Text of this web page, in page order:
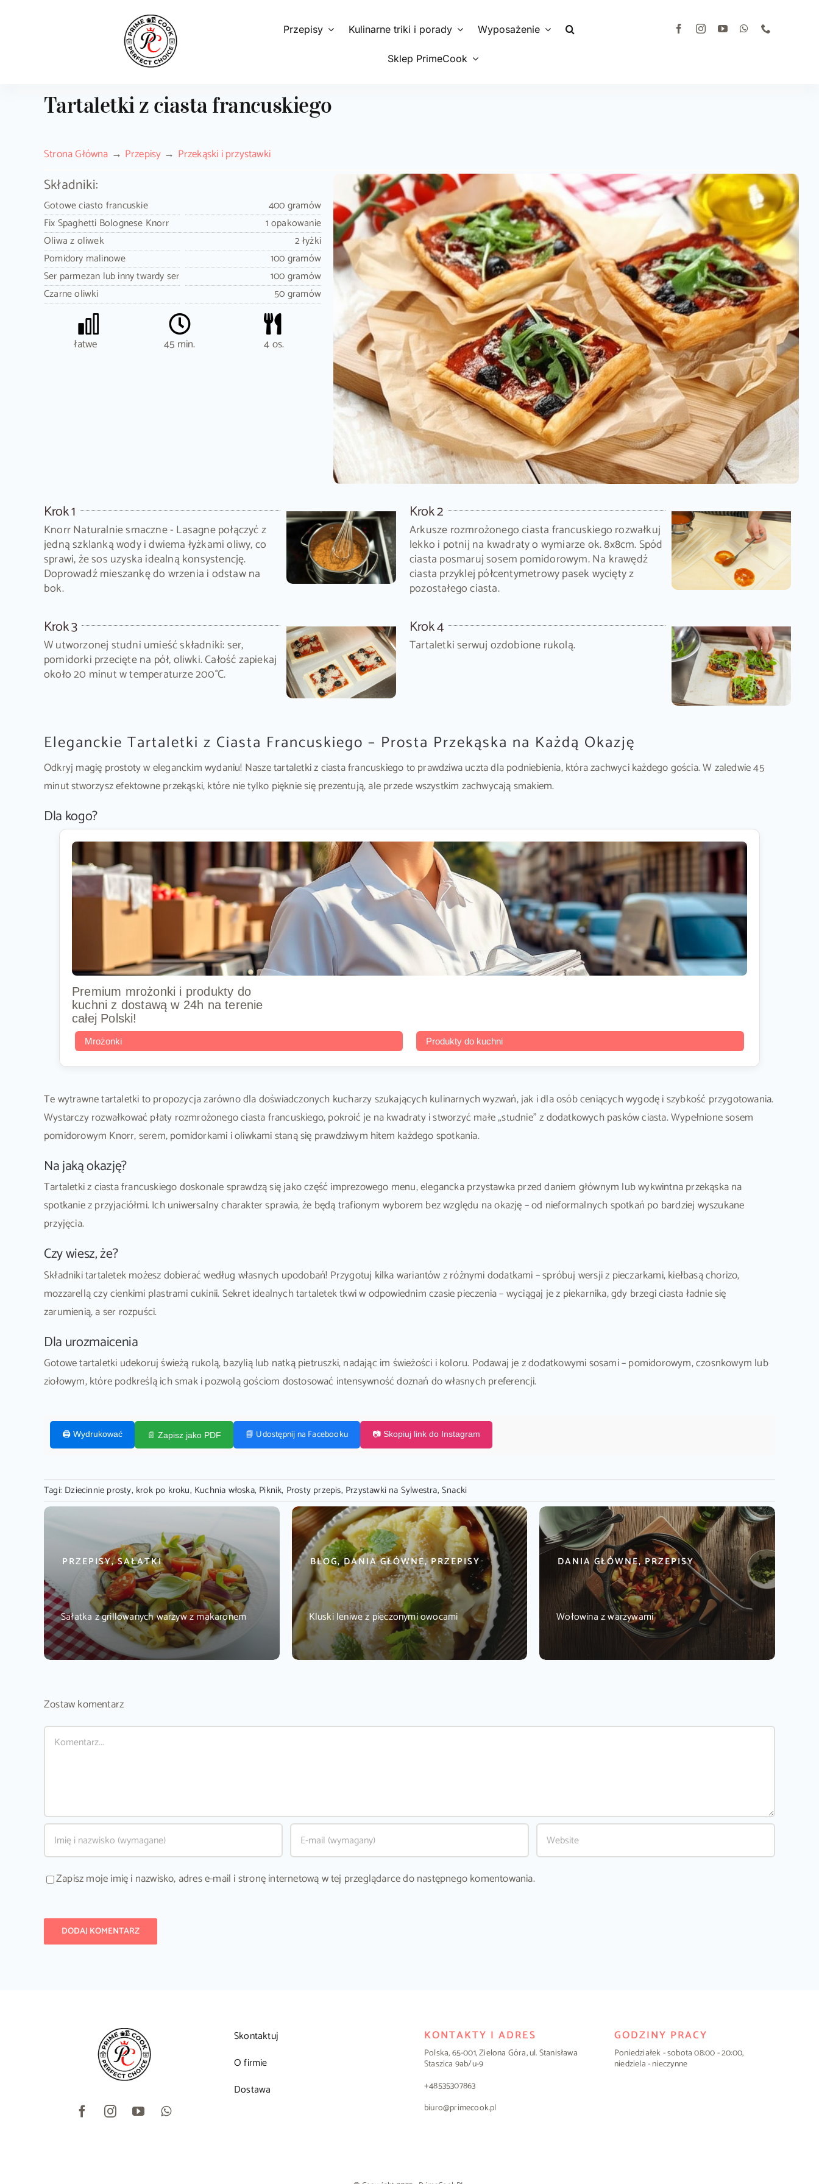
Przepisy Kulinarne triki i porady Wyposażenie
Sklep PrimeCook
Tartaletki z ciasta francuskiego
Strona Główna Przepisy Przekąski i przystawki
Składniki:
Gotowe ciasto francuskie
400 gramów
Fix Spaghetti Bolognese Knorr
1 opakowanie
Oliwa z oliwek
2 łyżki
Pomidory malinowe
100 gramów
Ser parmezan lub inny twardy ser
100 gramów
Czarne oliwki
50 gramów
łatwe 45 min. 4 os.
Krok 1
Knorr Naturalnie smaczne - Lasagne połączyć z
jedną szklanką wody i dwiema łyżkami oliwy, co
sprawi, że sos uzyska idealną konsystencję.
Doprowadź mieszankę do wrzenia i odstaw na
bok.
Krok 2
Arkusze rozmrożonego ciasta francuskiego rozwałkuj
lekko i potnij na kwadraty o wymiarze ok. 8x8cm. Spód
ciasta posmaruj sosem pomidorowym. Na krawędź
ciasta przyklej półcentymetrowy pasek wycięty z
pozostałego ciasta.
Krok 3
W utworzonej studni umieść składniki: ser,
pomidorki przecięte na pół, oliwki. Całość zapiekaj
około 20 minut w temperaturze 200°C.
Krok 4
Tartaletki serwuj ozdobione rukolą.
Eleganckie Tartaletki z Ciasta Francuskiego – Prosta Przekąska na Każdą Okazję
Odkryj magię prostoty w eleganckim wydaniu! Nasze tartaletki z ciasta francuskiego to prawdziwa uczta dla podniebienia, która zachwyci każdego gościa. W zaledwie 45
minut stworzysz efektowne przekąski, które nie tylko pięknie się prezentują, ale przede wszystkim zachwycają smakiem.
Dla kogo?
Premium mrożonki i produkty do
kuchni z dostawą w 24h na terenie
całej Polski!
Mrożonki Produkty do kuchni
Te wytrawne tartaletki to propozycja zarówno dla doświadczonych kucharzy szukających kulinarnych wyzwań, jak i dla osób ceniących wygodę i szybkość przygotowania.
Wystarczy rozwałkować płaty rozmrożonego ciasta francuskiego, pokroić je na kwadraty i stworzyć małe „studnie” z dodatkowych pasków ciasta. Wypełnione sosem
pomidorowym Knorr, serem, pomidorkami i oliwkami staną się prawdziwym hitem każdego spotkania.
Na jaką okazję?
Tartaletki z ciasta francuskiego doskonale sprawdzą się jako część imprezowego menu, elegancka przystawka przed daniem głównym lub wykwintna przekąska na
spotkanie z przyjaciółmi. Ich uniwersalny charakter sprawia, że będą trafionym wyborem bez względu na okazję – od nieformalnych spotkań po bardziej wyszukane
przyjęcia.
Czy wiesz, że?
Składniki tartaletek możesz dobierać według własnych upodobań! Przygotuj kilka wariantów z różnymi dodatkami – spróbuj wersji z pieczarkami, kiełbasą chorizo,
mozzarellą czy cienkimi plastrami cukinii. Sekret idealnych tartaletek tkwi w odpowiednim czasie pieczenia – wyciągaj je z piekarnika, gdy brzegi ciasta ładnie się
zarumienią, a ser rozpuści.
Dla urozmaicenia
Gotowe tartaletki udekoruj świeżą rukolą, bazylią lub natką pietruszki, nadając im świeżości i koloru. Podawaj je z dodatkowymi sosami – pomidorowym, czosnkowym lub
ziołowym, które podkreślą ich smak i pozwolą gościom dostosować intensywność doznań do własnych preferencji.
🖨️ Wydrukować 📄 Zapisz jako PDF 📘 Udostępnij na Facebooku 📷 Skopiuj link do Instagram
Tagi: Dziecinnie prosty, krok po kroku, Kuchnia włoska, Piknik, Prosty przepis, Przystawki na Sylwestra,Snacki
PRZEPISY, SAŁATKI
Sałatka z grillowanych warzyw z makaronem
BLOG, DANIA GŁÓWNE, PRZEPISY
Kluski leniwe z pieczonymi owocami
DANIA GŁÓWNE, PRZEPISY
Wołowina z warzywami
Zostaw komentarz
Comment
Zapisz moje imię i nazwisko, adres e-mail i stronę internetową w tej przeglądarce do następnego komentowania.
Skontaktuj
O firmie
Dostawa
KONTAKTY I ADRES
Polska, 65-001, Zielona Góra, ul. Stanisława
Staszica 9ab/u-9
+48535307863
biuro@primecook.pl
GODZINY PRACY
Poniedziałek - sobota 08:00 - 20:00,
niedziela - nieczynne